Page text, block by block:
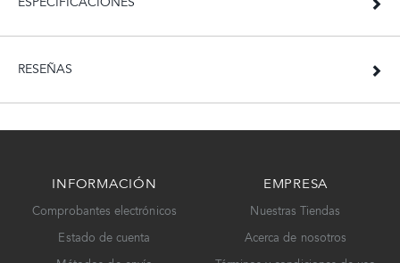
RESEÑAS
INFORMACIÓN
Comprobantes electrónicos
Estado de cuenta
EMPRESA
Nuestras Tiendas
Acerca de nosotros